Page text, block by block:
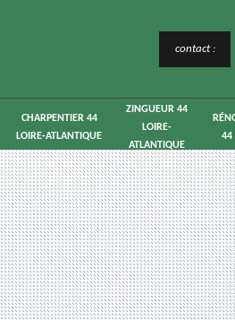
contact :
CHARPENTIER 44
LOIRE-ATLANTIQUE
ZINGUEUR 44
LOIRE-
ATLANTIQUE
44